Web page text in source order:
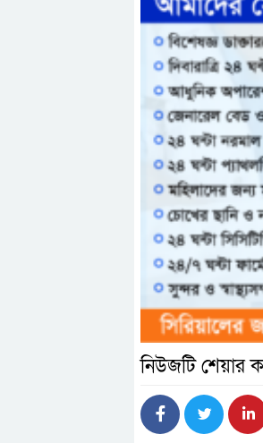
নিউজটি শেয়ার